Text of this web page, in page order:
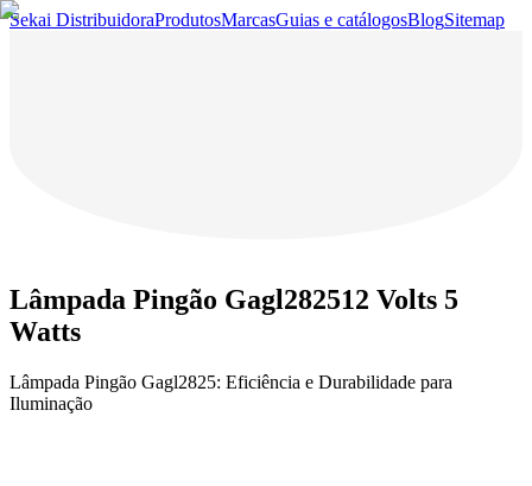
Sekai DistribuidoraProdutosMarcasGuias e catálogosBlogSitemap
Lâmpada Pingão Gagl282512 Volts 5
Watts
Lâmpada Pingão Gagl2825: Eficiência e Durabilidade para
Iluminação